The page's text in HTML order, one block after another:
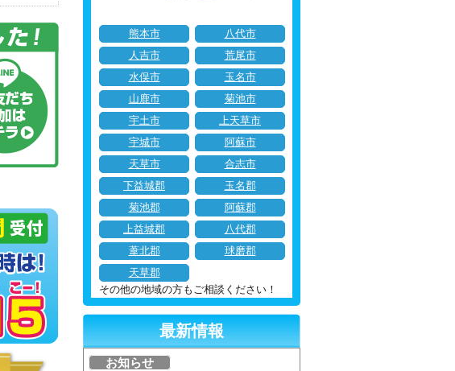
熊本市
八代市
人吉市
荒尾市
水俣市
玉名市
山鹿市
菊池市
宇土市
上天草市
宇城市
阿蘇市
天草市
合志市
下益城郡
玉名郡
菊池郡
阿蘇郡
上益城郡
八代郡
葦北郡
球磨郡
天草郡
その他の地域の方もご相談ください！
最新情報
お知らせ